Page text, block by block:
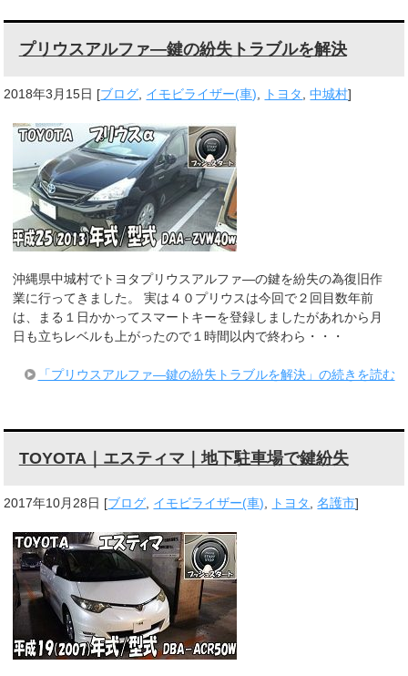
プリウスアルファ―鍵の紛失トラブルを解決
2018年3月15日 [ブログ イモビライザー(車) トヨタ ,中城村]
沖縄県中城村でトヨタプリウスアルファ―の鍵を紛失の為復旧作
業に行ってきました。 実は４０プリウスは今回で２回目数年前
は、まる１日かかってスマートキーを登録しましたがあれから月
日も立ちレベルも上がったので１時間以内で終わら・・・
「プリウスアルファ―鍵の紛失トラブルを解決」の続きを読む
TOYOTA｜エスティマ｜地下駐車場で鍵紛失
2017年10月28日 [ブログ, イモビライザー(車), トヨタ,名護市]